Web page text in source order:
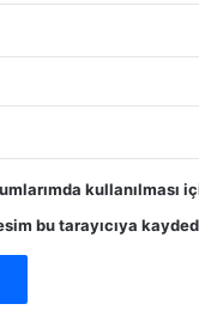
kullanılması
bu tarayıcıya